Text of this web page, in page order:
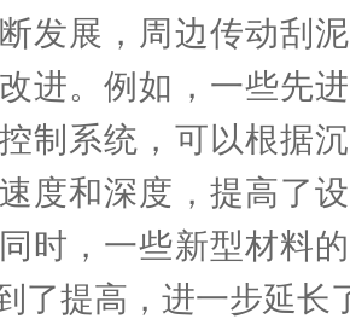
发展，周边传动刮
进。例如，一些先
制系统，可以根据
度和深度，提高了
时，一些新型材料
了提高，进一步延长